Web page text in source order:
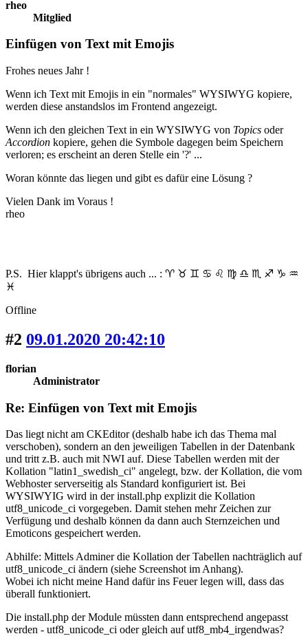
rheo
Mitglied
Einfügen von Text mit Emojis
Frohes neues Jahr !
Wenn ich Text mit Emojis in ein "normales" WYSIWYG kopiere,
werden diese anstandslos im Frontend angezeigt.
Wenn ich den gleichen Text in ein WYSIWYG von Topics oder
Accordion kopiere, gehen die Symbole dagegen beim Speichern
verloren; es erscheint an deren Stelle ein '?' ...
Woran könnte das liegen und gibt es dafür eine Lösung ?
Vielen Dank im Voraus !
rheo
P.S. Hier klappt's übrigens auch ... : ♈ ♉ ♊ ♋ ♌ ♍ ♎ ♏ ♐ ♑ ♒
♓
Offline
#2 09.01.2020 20:42:10
florian
Administrator
Re: Einfügen von Text mit Emojis
Das liegt nicht am CKEditor (deshalb habe ich das Thema mal
verschoben), sondern an den jeweiligen Tabellen in der Datenbank
und tritt z.B. auch mit NWI auf. Diese Tabellen werden mit der
Kollation "latin1_swedish_ci" angelegt, bzw. der Kollation, die vom
Webhoster serverseitig als Standard konfiguriert ist. Bei
WYSIWYIG wird in der install.php explizit die Kollation
utf8_unicode_ci vorgegeben. Damit stehen mehr Zeichen zur
Verfügung und deshalb können da dann auch Sternzeichen und
Emoticons gespeichert werden.
Abhilfe: Mittels Adminer die Kollation der Tabellen nachträglich auf
utf8_unicode_ci ändern (siehe Screenshot im Anhang).
Wobei ich nicht meine Hand dafür ins Feuer legen will, dass das
überall funktioniert.
Die install.php der Module müssten dann entsprechend angepasst
werden - utf8_unicode_ci oder gleich auf utf8_mb4_irgendwas?